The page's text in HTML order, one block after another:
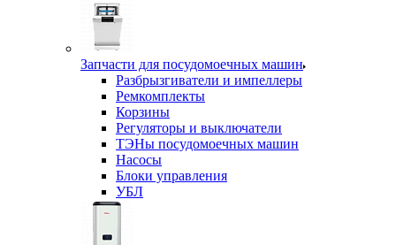
Запчасти для посудомоечных машин
Разбрызгиватели и импеллеры
Ремкомплекты
Корзины
Регуляторы и выключатели
ТЭНы посудомоечных машин
Насосы
Блоки управления
УБЛ